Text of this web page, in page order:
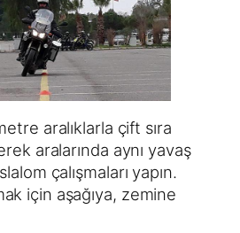
aralıklarla çift sıra
aralarında aynı yavaş
çalışmaları yapın.
için aşağıya, zemine